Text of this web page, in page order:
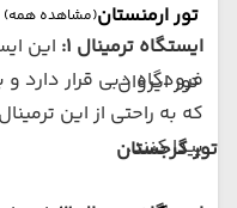
تور ارمنستان(مشاهده همه)
تور ایروان
تور گرجستان
ایستگاه ترمینال 1:
فرودگاه دبی قرار دارد
که به راحتی از این
پیدا کنند.